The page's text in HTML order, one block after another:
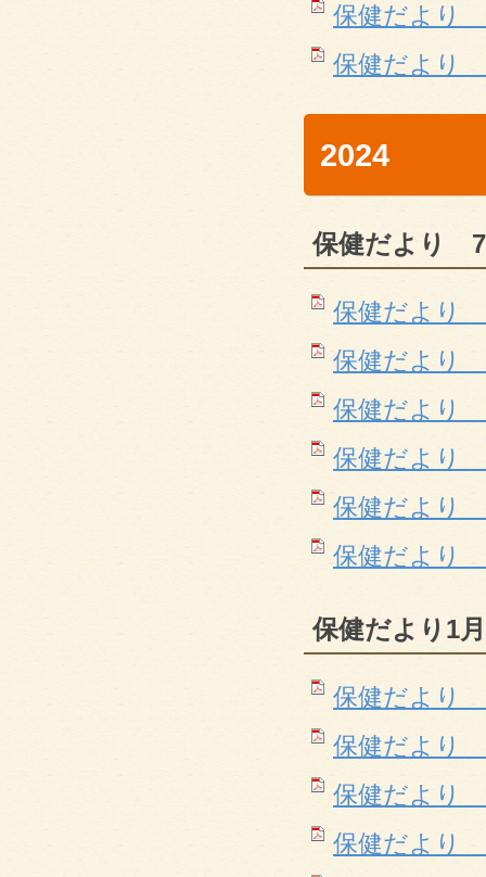
保健だより
保健だより
2024
保健だより 7
保健だより
保健だより
保健だより
保健だより
保健だより
保健だより
保健だより1
保健だより
保健だより
保健だより
保健だより